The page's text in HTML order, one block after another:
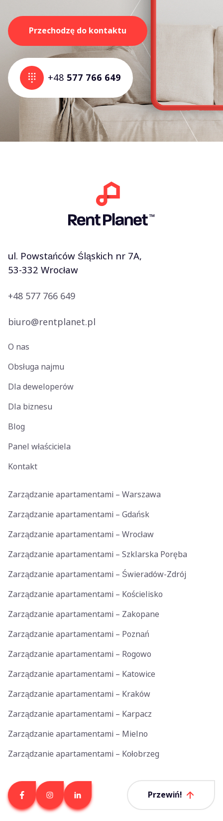
Przechodzę do kontaktu
+48 577 766 649
ul. Powstańców Śląskich nr 7A,
53-332 Wrocław
+48 577 766 649
biuro@rentplanet.pl
O nas
Obsługa najmu
Dla deweloperów
Dla biznesu
Blog
Panel właściciela
Kontakt
Zarządzanie apartamentami – Warszawa
Zarządzanie apartamentami – Gdańsk
Zarządzanie apartamentami – Wrocław
Zarządzanie apartamentami – Szklarska Poręba
Zarządzanie apartamentami – Świeradów-Zdrój
Zarządzanie apartamentami – Kościelisko
Zarządzanie apartamentami – Zakopane
Zarządzanie apartamentami – Poznań
Zarządzanie apartamentami – Rogowo
Zarządzanie apartamentami – Katowice
Zarządzanie apartamentami – Kraków
Zarządzanie apartamentami – Karpacz
Zarządzanie apartamentami – Mielno
Zarządzanie apartamentami – Kołobrzeg
Przewiń!